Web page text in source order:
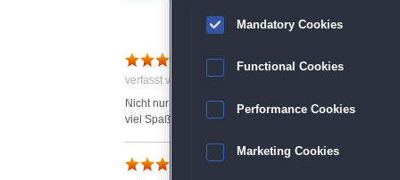
Super Spiel
verfasst von Anonym am 12.10.2017 um 17:07
Nicht nur Wimmelbild, sondern auch ein Spiel zum
viel Spaß. Erst bei den Extras habe ich mal kurz ins
Bewertung
Mandatory Cookies
Functional Cookies
Performance Cookies
Marketing Cookies